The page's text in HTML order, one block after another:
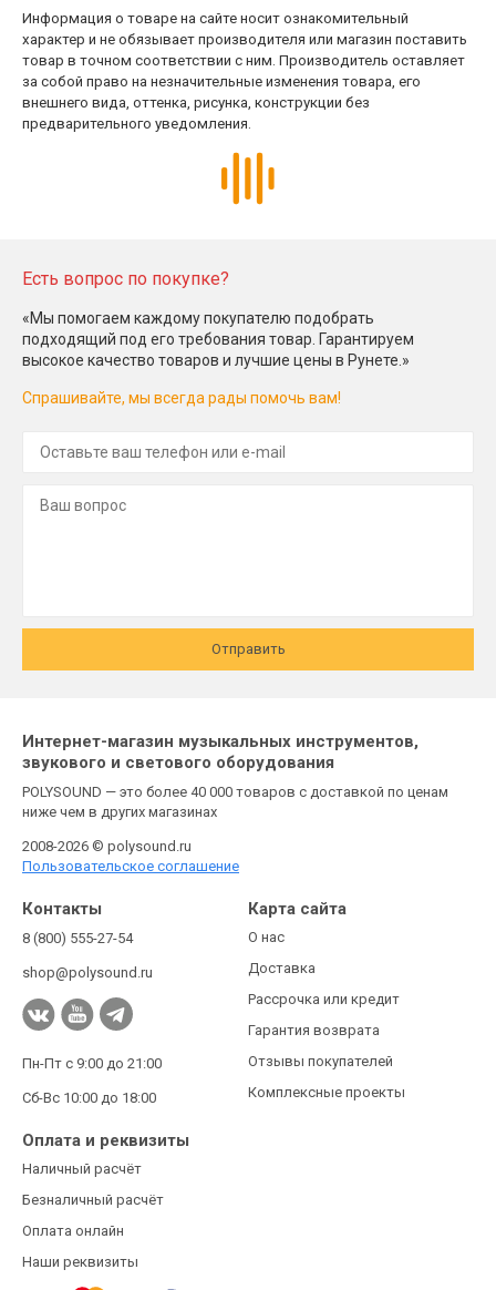
Информация о товаре на сайте носит ознакомительный
характер и не обязывает производителя или магазин поставить
товар в точном соответствии с ним. Производитель оставляет
за собой право на незначительные изменения товара, его
внешнего вида, оттенка, рисунка, конструкции без
предварительного уведомления.
Есть вопрос по покупке?
«Мы помогаем каждому покупателю подобрать
подходящий под его требования товар. Гарантируем
высокое качество товаров и лучшие цены в Рунете.»
Спрашивайте, мы всегда рады помочь вам!
Отправить
Интернет-магазин музыкальных инструментов,
звукового и светового оборудования
POLYSOUND — это более 40 000 товаров с доставкой по ценам
ниже чем в других магазинах
2008-2026 © polysound.ru
Пользовательское соглашение
Контакты
8 (800) 555-27-54
shop@polysound.ru
Пн-Пт с 9:00 до 21:00
Сб-Вс 10:00 до 18:00
Карта сайта
О нас
Доставка
Рассрочка или кредит
Гарантия возврата
Отзывы покупателей
Комплексные проекты
Оплата и реквизиты
Наличный расчёт
Безналичный расчёт
Оплата онлайн
Наши реквизиты